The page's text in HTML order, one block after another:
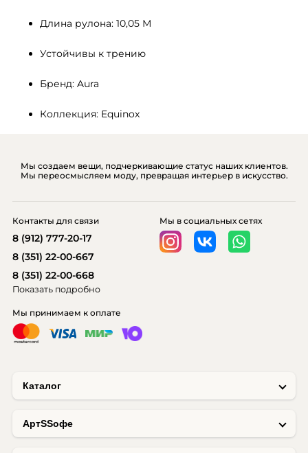
Длина рулона: 10,05 М
Устойчивы к трению
Бренд: Aura
Коллекция: Equinox
Мы создаем вещи, подчеркивающие статус наших клиентов.
Мы переосмысляем моду, превращая интерьер в искусство.
Каталог
AртSSофе
Мы принимаем к оплате
Мы в социальных сетях
Контакты для связи
8 (912) 777-20-17
8 (351) 22-00-667
8 (351) 22-00-668
Показать подробно